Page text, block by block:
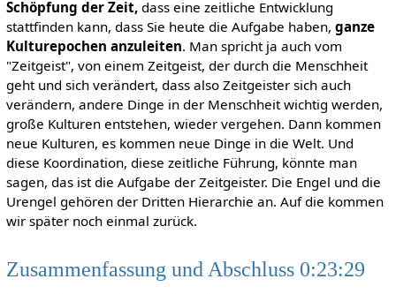
Schöpfung der Zeit,dass eine zeitliche Entwicklung
stattfinden kann, dass Sie heute die Aufgabe haben, ganze
Kulturepochen anzuleiten. Man spricht ja auch vom
"Zeitgeist", von einem Zeitgeist, der durch die Menschheit
geht und sich verändert, dass also Zeitgeister sich auch
verändern, andere Dinge in der Menschheit wichtig werden,
große Kulturen entstehen, wieder vergehen. Dann kommen
neue Kulturen, es kommen neue Dinge in die Welt. Und
diese Koordination, diese zeitliche Führung, könnte man
sagen, das ist die Aufgabe der Zeitgeister. Die Engel und die
Urengel gehören der Dritten Hierarchie an. Auf die kommen
wir später noch einmal zurück.
Zusammenfassung und Abschluss 0:23:29